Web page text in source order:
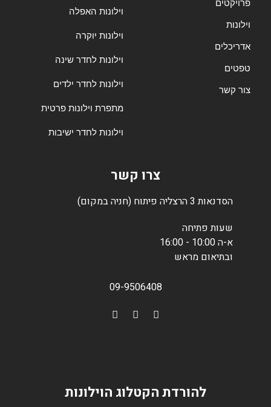
פרויקטים
וילונות
אדריכלים
טפטים
צור קשר
וילונות האפלה
וילונות יוקרה
וילונות לחדר שינה
וילונות לחדר ילדים
מתפרת וילונות פרטית
וילונות לחדר ישיבות
צרו קשר
הסדנאות 3 הרצליה פיתוח (חניה במקום)
שעות פתיחה
א-ה 10:00 - 16:00
ובתיאום מראש
09-9506408
להורדת הקטלוג הוילונות